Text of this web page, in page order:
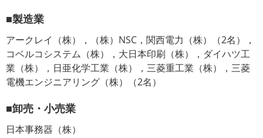
■製造業
アークレイ（株），（株）NSC，関西電力（株）（2名），
コベルコシステム（株），大日本印刷（株），ダイハツ工
業（株），日亜化学工業（株），三菱重工業（株），三菱
電機エンジニアリング（株）（2名）
■卸売・小売業
日本事務器（株）